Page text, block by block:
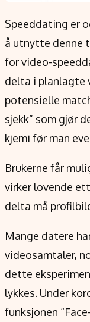
Speeddating er
å utnytte denne
for video-
delta i planlagte
potensielle
sjekk” som gjør
kjemi før man
Brukerne får
virker lovende
delta må
Mange datere
videosamtaler,
dette
lykkes. Under
funksjonen